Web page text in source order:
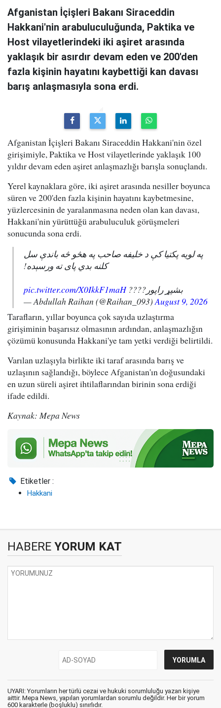
Afganistan İçişleri Bakanı Siraceddin
Hakkani'nin arabuluculuğunda, Paktika ve
Host vilayetlerindeki iki aşiret arasında
yaklaşık bir asırdır devam eden ve 200'den
fazla kişinin hayatını kaybettiği kan davası
barış anlaşmasıyla sona erdi.
Afganistan İçişleri Bakanı Siraceddin Hakkani'nin özel
girişimiyle, Paktika ve Host vilayetlerinde yaklaşık 100
yıldır devam eden aşiret anlaşmazlığı barışla sonuçlandı.
Yerel kaynaklara göre, iki aşiret arasında nesiller boyunca
süren ve 200'den fazla kişinin hayatını kaybetmesine,
yüzlercesinin de yaralanmasına neden olan kan davası,
Hakkani'nin yürüttüğü arabuluculuk görüşmeleri
sonucunda sona erdi.
په لویه پکتیا کې د خلیفه صاحب په هڅو څه باندې سل
کلنه بدي پای ته ورسېده!
بشپړ راپور????pic.twitter.com/X0IkkF1maH
— Abdullah Raihan (@Raihan_093)August 9, 2026
Tarafların, yıllar boyunca çok sayıda uzlaştırma
girişiminin başarısız olmasının ardından, anlaşmazlığın
çözümü konusunda Hakkani'ye tam yetki verdiği belirtildi.
Varılan uzlaşıyla birlikte iki taraf arasında barış ve
uzlaşının sağlandığı, böylece Afganistan'ın doğusundaki
en uzun süreli aşiret ihtilaflarından birinin sona erdiği
ifade edildi.
Kaynak: Mepa News
Etiketler :
Hakkani
HABERE YORUM KAT
UYARI: Yorumların her türlü cezai ve hukuki sorumluluğu yazan kişiye
aittir. Mepa News, yapılan yorumlardan sorumlu değildir. Her bir yorum
600 karakterle (boşluklu) sınırlıdır.